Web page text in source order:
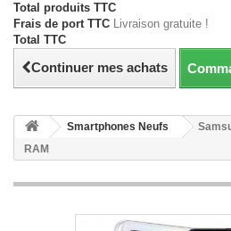
Total produits TTC
Frais de port TTC Livraison gratuite !
Total TTC
Continuer mes achats
Smartphones Neufs
RAM